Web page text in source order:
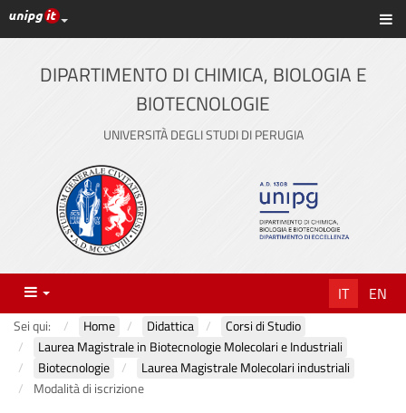
Vai
al
contenuto
principale
Link ai principali servizi web di Ateneo
DIPARTIMENTO DI CHIMICA, BIOLOGIA E
BIOTECNOLOGIE
UNIVERSITÀ DEGLI STUDI DI PERUGIA
Menu IT EN
Sei qui: Home Didattica
Corsi di Studio
Laurea Magistrale in Biotecnologie Molecolari e Industriali
Biotecnologie
Laurea Magistrale Molecolari industriali
Modalità di iscrizione